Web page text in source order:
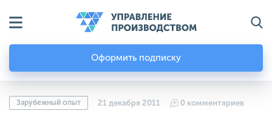
Оформить подписку
Зарубежный опыт 21 декабря 2011 0 комментариев